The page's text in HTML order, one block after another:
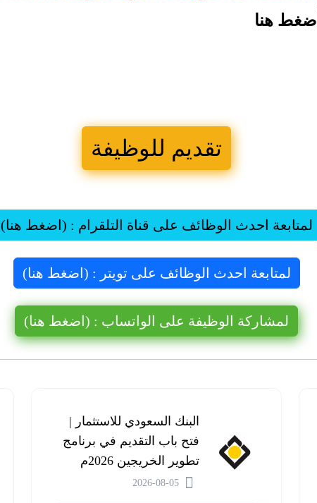
أضغط هنا
تقديم للوظيفة
لمتابعة احدث الوظائف على قناة التلقرام : (اضغط هنا)
لمتابعة احدث الوظائف على تويتر : (اضغط هنا)
لمشاركة الوظيفة على الواتساب : (اضغط هنا)
البنك السعودي للاستثمار |
فتح باب التقديم في برنامج
تطوير الخريجين 2026م